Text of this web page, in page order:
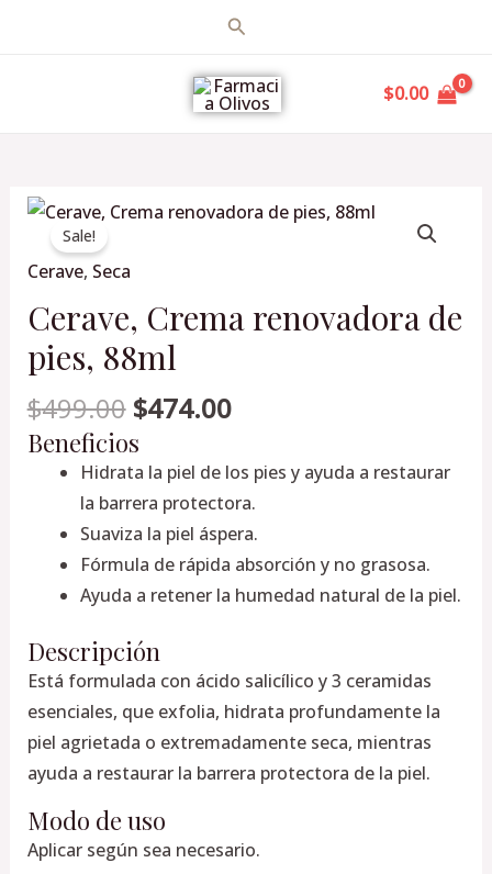
Buscar
$0.00
Sale!
Cerave, Seca
Cerave, Crema renovadora de
pies, 88ml
$499.00
Original
$499.00.
$474.00
Current
Beneficios
Hidrata la piel de los pies y ayuda a restaurar
la barrera protectora.
Suaviza la piel áspera.
Fórmula de rápida absorción y no grasosa.
Ayuda a retener la humedad natural de la piel.
Descripción
Está formulada con ácido salicílico y 3 ceramidas
esenciales, que exfolia, hidrata profundamente la
piel agrietada o extremadamente seca, mientras
ayuda a restaurar la barrera protectora de la piel.
Modo de uso
Aplicar según sea necesario.
Cerave,
Crema
renovadora
de
pies,
88ml
cantidad